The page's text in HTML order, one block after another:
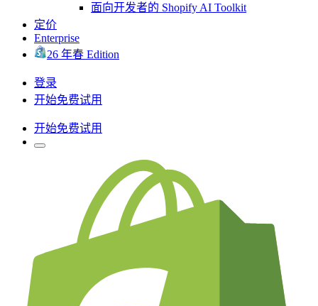
面向开发者的 Shopify AI Toolkit
定价
Enterprise
26 年春 Edition
登录
开始免费试用
开始免费试用